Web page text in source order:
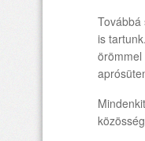
Továbbá
is